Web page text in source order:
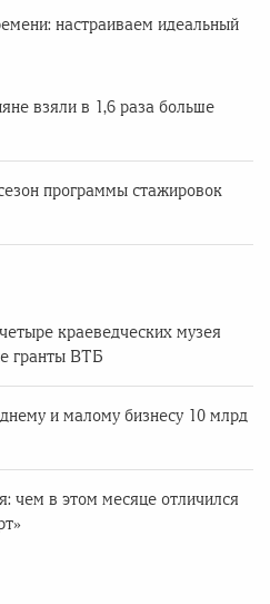
настраиваем идеальный
взяли в 1,6 раза больше
программы стажировок
краеведческих музея
гранты ВТБ
и малому бизнесу 10 млрд
чем в этом месяце отличился